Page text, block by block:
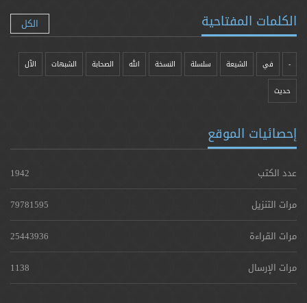
الكلمات المفتاحية الكل
- في الشيعة سلسلة النسخة الله الصحابة الشبهات الآل
حدیث
إحصائيات الموقع
عدد الكتب
1942
مرات التنزيل
79781595
مرات القراءة
25443936
مرات الإرسال
1138